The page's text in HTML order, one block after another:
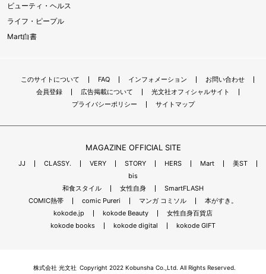
ビューティ・ヘルス
ライフ・ピープル
Mart白書
このサイトについて FAQ インフォメーション
お問い合わせ
会員登録
広告掲載について
光文社オフィシャルサイト
プライバシーポリシー
サイトマップ
MAGAZINE OFFICIAL SITE
JJ CLASSY. VERY STORY HERS Mart
美ST
bis
和食スタイル
女性自身
SmartFLASH
COMIC熱帯
comic Pureri マンガ コミソル
本がすき。
kokode.jp
kokode Beauty
女性自身百貨店
kokode books
kokode digital kokode GIFT
株式会社 光文社 Copyright 2022 Kobunsha Co.,Ltd. All Rights Reserved.